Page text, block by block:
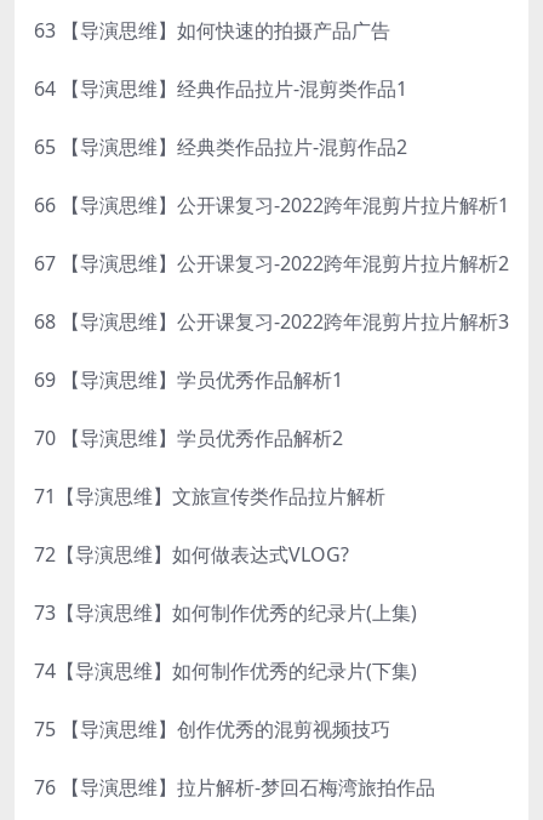
63 【导演思维】如何快速的拍摄产品广告
64 【导演思维】经典作品拉片-混剪类作品1
65 【导演思维】经典类作品拉片-混剪作品2
66 【导演思维】公开课复习-2022跨年混剪片拉片解析1
67 【导演思维】公开课复习-2022跨年混剪片拉片解析2
68 【导演思维】公开课复习-2022跨年混剪片拉片解析3
69 【导演思维】学员优秀作品解析1
70 【导演思维】学员优秀作品解析2
71【导演思维】文旅宣传类作品拉片解析
72【导演思维】如何做表达式VLOG?
73【导演思维】如何制作优秀的纪录片(上集)
74【导演思维】如何制作优秀的纪录片(下集)
75 【导演思维】创作优秀的混剪视频技巧
76 【导演思维】拉片解析-梦回石梅湾旅拍作品